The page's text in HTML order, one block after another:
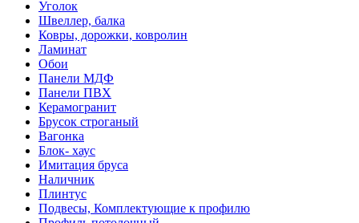
Уголок
Швеллер, балка
Ковры, дорожки, ковролин
Ламинат
Обои
Панели МДФ
Панели ПВХ
Керамогранит
Брусок строганый
Вагонка
Блок- хаус
Имитация бруса
Наличник
Плинтус
Подвесы, Комплектующие к профилю